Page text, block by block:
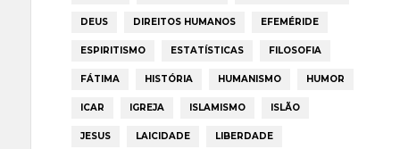
DEUS DIREITOS HUMANOS EFEMÉRIDE
ESPIRITISMO ESTATÍSTICAS FILOSOFIA
FÁTIMA HISTÓRIA HUMANISMO HUMOR
ICAR IGREJA ISLAMISMO ISLÃO
JESUS LAICIDADE LIBERDADE